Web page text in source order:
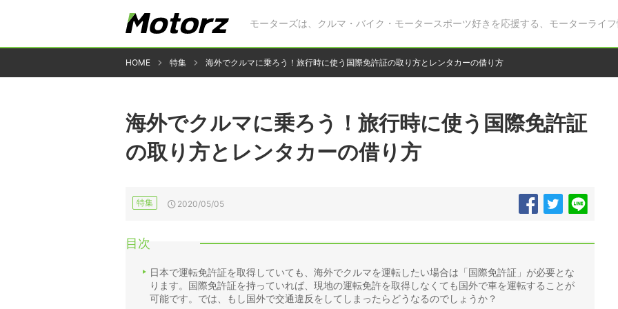
モーターズは、クルマ・バイク・モータースポーツ好きを応援する、モーターライフ
HOME 特集 海外でクルマに乗ろう！旅行時に使う国際免許証の取り方とレンタカーの借り方
海外でクルマに乗ろう！旅行時に使う国際免許証
の取り方とレンタカーの借り方
特集 2020/05/05
目次
日本で運転免許証を取得していても、海外でクルマを運転したい場合は「国際免許証」が必要とな
ります。国際免許証を持っていれば、現地の運転免許を取得しなくても国外で車を運転することが
可能です。では、もし国外で交通違反をしてしまったらどうなるのでしょうか？